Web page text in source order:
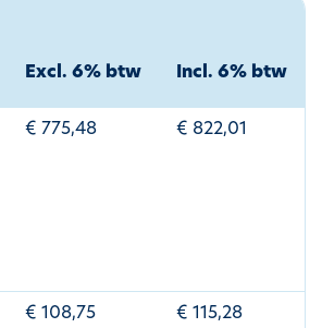
Excl. 6% btw Incl. 6% btw
€ 775,48 € 822,01
€ 108,75 € 115,28